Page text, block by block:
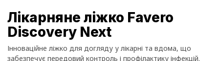
Лікарняне ліжко Favero
Discovery Next
Інноваційне ліжко для догляду у лікарні та вдома, що
забезпечує передовий контроль і профілактику інфекцій.